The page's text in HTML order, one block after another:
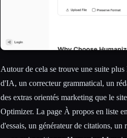
Autour de cela se trouve une suite
d'IA, un correcteur grammatical, un
des extras orientés marketing que le
Optimizer. La page À propos en liste
d'essais, un générateur de citations,